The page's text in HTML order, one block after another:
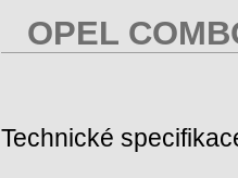
OPEL
Technické